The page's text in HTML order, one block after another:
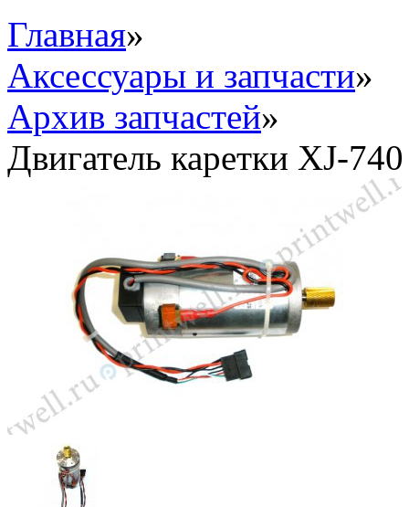
Главная»
Аксессуары и запчасти»
Архив запчастей»
Двигатель каретки XJ-